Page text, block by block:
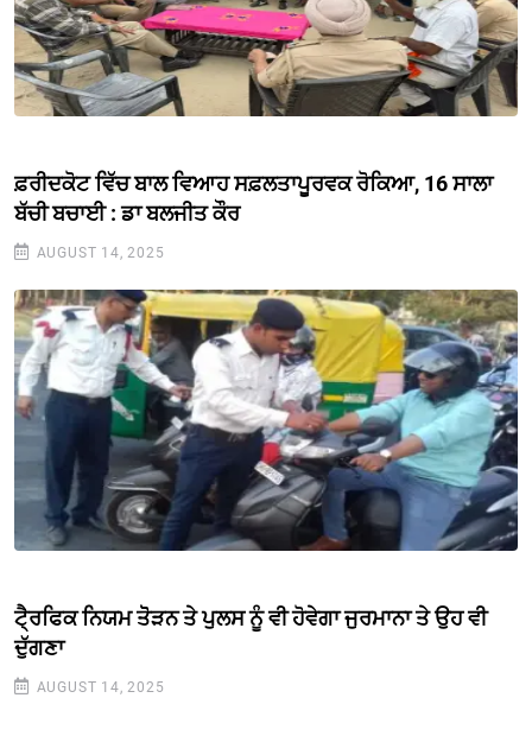
ਫ਼ਰੀਦਕੋਟ ਵਿੱਚ ਬਾਲ ਵਿਆਹ ਸਫ਼ਲਤਾਪੂਰਵਕ ਰੋਕਿਆ, 16 ਸਾਲਾ
ਬੱਚੀ ਬਚਾਈ : ਡਾ ਬਲਜੀਤ ਕੌਰ
AUGUST 14, 2025
ਟੈ੍ਰਫਿਕ ਨਿਯਮ ਤੋੋੜਨ ਤੇ ਪੁਲਸ ਨੂੰ ਵੀ ਹੋਵੇਗਾ ਜੁਰਮਾਨਾ ਤੇ ਉਹ ਵੀ
ਦੁੱਗਣਾ
AUGUST 14, 2025